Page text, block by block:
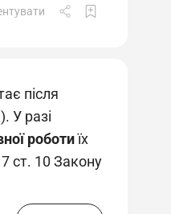
після
У разі
роботиїх
ст. 10 Закону